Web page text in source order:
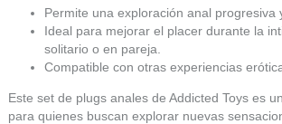
Permite una exploración anal progresiva
Ideal para mejorar el placer durante la
solitario o en pareja.
Compatible con otras experiencias
Este set de plugs anales de Addicted Toys es
para quienes buscan explorar nuevas